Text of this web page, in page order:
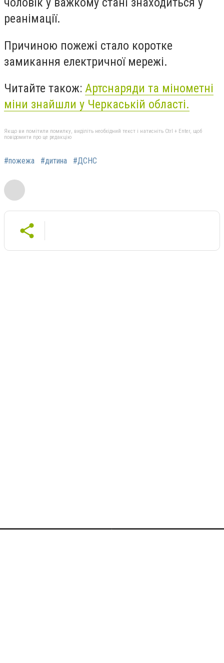
реанімації.
Причиною пожежі стало коротке
замикання електричної мережі.
Читайте також: Артснаряди та мінометні
міни знайшли у Черкаській області.
Якщо ви помітили помилку, виділіть необхідний текст і натисніть Ctrl + Enter, щоб
повідомити про це редакцію
#пожежа #дитина #ДСНС